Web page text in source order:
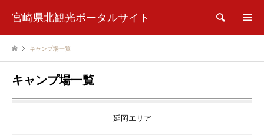
宮崎県北観光ポータルサイト 検索
キャンプ場一覧
キャンプ場一覧
延岡エリア